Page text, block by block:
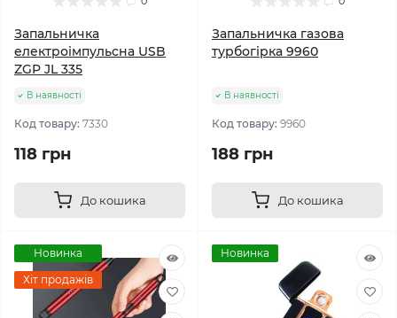
Запальничка
електроімпульсна USB
ZGP JL 335
В наявності
Код товару: 7330
118 грн
До кошика
Запальничка газова
турбогірка 9960
В наявності
Код товару: 9960
188 грн
До кошика
Новинка
Хіт продажів
Новинка